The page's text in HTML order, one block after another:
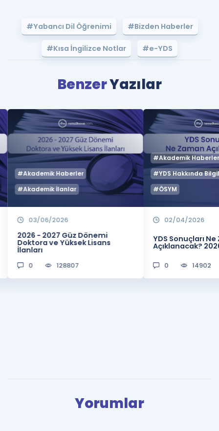
#Yabancı Dil Öğrenimi #Bizden Haberler
#Kısa İngilizce Notlar #e-YDS
BenzerYazılar
#Akademik Haberler
#Akademik İlanlar
03/06/2026
2026 - 2027 Güz Dönemi
Doktora ve Yüksek Lisans
İlanları
0 128807
#Akademik
#YDS Hakkında
#ÖSYM
02/04/2026
YDS Sonuçları
Açıklanacak?
0 14902
Yorumlar